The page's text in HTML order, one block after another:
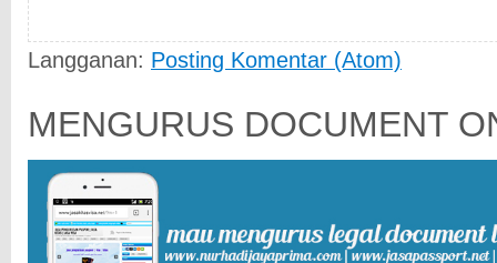
Langganan: Posting Komentar (Atom)
MENGURUS DOCUMENT